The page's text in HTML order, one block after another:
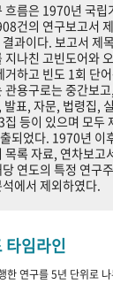
기록물 행정박
는 50년 50+1
흐름은 1970년 국립
건의 연구보고서
과이다. 보고서 제
지나친 고빈도어와
거하고 빈도 1회 단
관용구로는 중간보
표, 자문, 법령집,
등이 있으며 모두
되었다. 1970년 이
목록 자료, 연차보고
연도의 특정 연구
에서 제외하였다.
타임라인
한 연구를 5년 단위로